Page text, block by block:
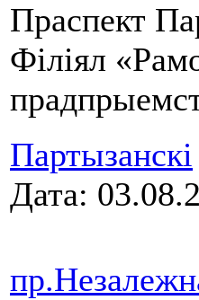
Праспект
Філіял
Партызанскі
Дата: